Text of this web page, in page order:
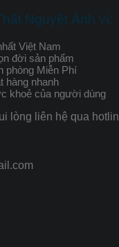
Nguyệt Ánh vì:
Việt Nam
đời sản phẩm
phòng Miễn Phí
hàng nhanh
khoẻ của người dùng
lòng liên hệ qua